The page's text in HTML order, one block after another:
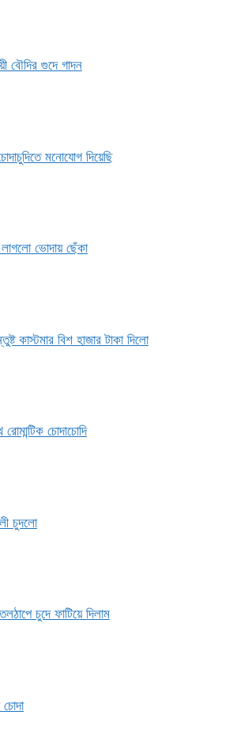
বৌদির গুদে গাদন
মনোযোগ দিয়েছি
ভোদায় ছেঁকা
কাস্টমার বিশ হাজার টাকা দিলো
চোদাচোদি
চুদলো
চুদে ফাটিয়ে দিলাম